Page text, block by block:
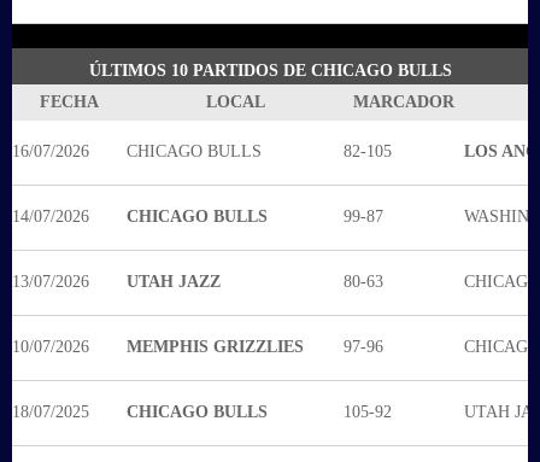
ÚLTIMOS 10 PARTIDOS DE CHICAGO BULLS
FECHA
LOCAL MARCADOR
16/07/2026 CHICAGO BULLS 82-105 LOS
14/07/2026 CHICAGO BULLS 99-87
13/07/2026 UTAH JAZZ 80-63
10/07/2026 MEMPHIS GRIZZLIES 97-96
18/07/2025 CHICAGO BULLS 105-92 UTAH